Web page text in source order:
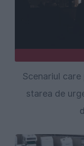
Scenariul
starea de